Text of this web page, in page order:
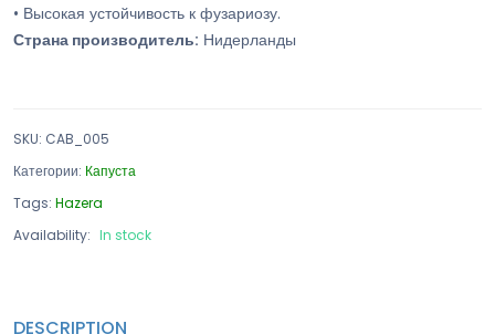
• Высокая устойчивость к фузариозу.
Страна производитель: Нидерланды
SKU: CAB_005
Категории: Капуста
Tags: Hazera
Availability: In stock
DESCRIPTION